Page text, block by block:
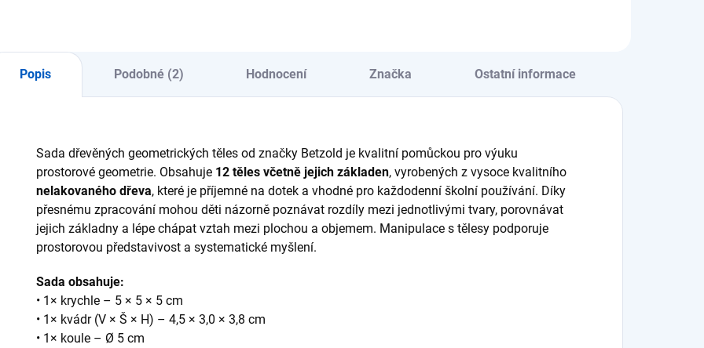
Popis Podobné (2) Hodnocení Značka Ostatní informace
Sada dřevěných geometrických těles od značky Betzold je kvalitní pomůckou pro výuku
prostorové geometrie. Obsahuje 12 těles včetně jejich základen, vyrobených z vysoce kvalitního
nelakovaného dřeva, které je příjemné na dotek a vhodné pro každodenní školní používání. Díky
přesnému zpracování mohou děti názorně poznávat rozdíly mezi jednotlivými tvary, porovnávat
jejich základny a lépe chápat vztah mezi plochou a objemem. Manipulace s tělesy podporuje
prostorovou představivost a systematické myšlení.
Sada obsahuje:
• 1× krychle – 5 × 5 × 5 cm
• 1× kvádr (V × Š × H) – 4,5 × 3,0 × 3,8 cm
• 1× koule – Ø 5 cm